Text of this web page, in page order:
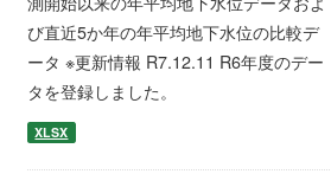
び直近5か年の年平均地下水位の比較デ
ータ ※更新情報 R7.12.11 R6年度のデー
タを登録しました。
XLSX